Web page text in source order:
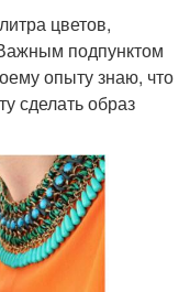
цветов,
подпунктом
опыту знаю, что
сделать образ